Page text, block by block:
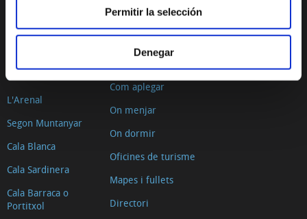
Permitir la selección
Denegar
La Grava
Benissero
L'Arenal
Segon Muntanyar
Cala Blanca
Cala Sardinera
Cala Barraca o
Portitxol
PLANIFICA EL TEU VIATGE
Situació geogràfica
Com aplegar
On menjar
On dormir
Oficines de turisme
Mapes i fullets
Directori